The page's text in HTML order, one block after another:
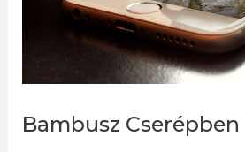
Bambusz Cserépben